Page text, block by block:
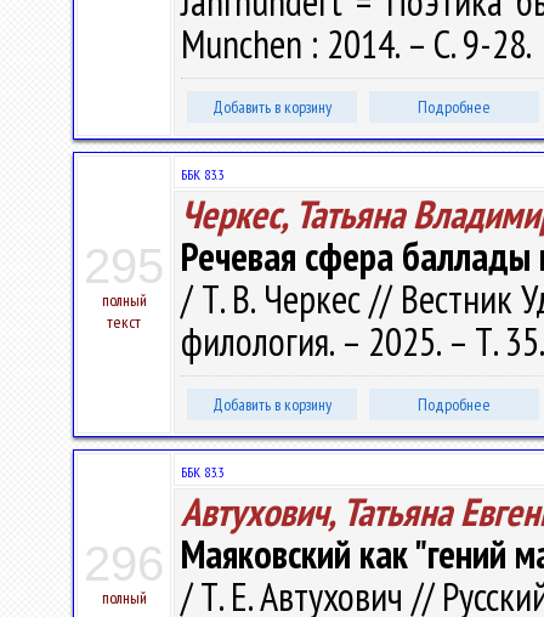
Munchen : 2014. – С. 9-28.
Добавить в корзину Подробнее
295
полный
текст
ББК 83.3
Черкес, Татьяна
Речевая сфера
/ Т. В. Черкес // Вестник
филология. – 2025. – Т.
Добавить в корзину Подробнее
296
полный
ББК 83.3
Автухович, Татьяна
Маяковский как "гений
/ Т. Е. Автухович //